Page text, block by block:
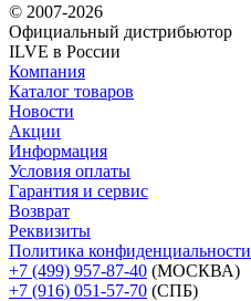
© 2007-2026
Официальный дистрибьютoр
ILVE в России
Компания
Каталог товаров
Новости
Акции
Информация
Условия оплаты
Гарантия и сервис
Возврат
Реквизиты
Политика конфиденциальности
+7 (499) 957-87-40 (МОСКВА)
+7 (916) 051-57-70 (СПБ)